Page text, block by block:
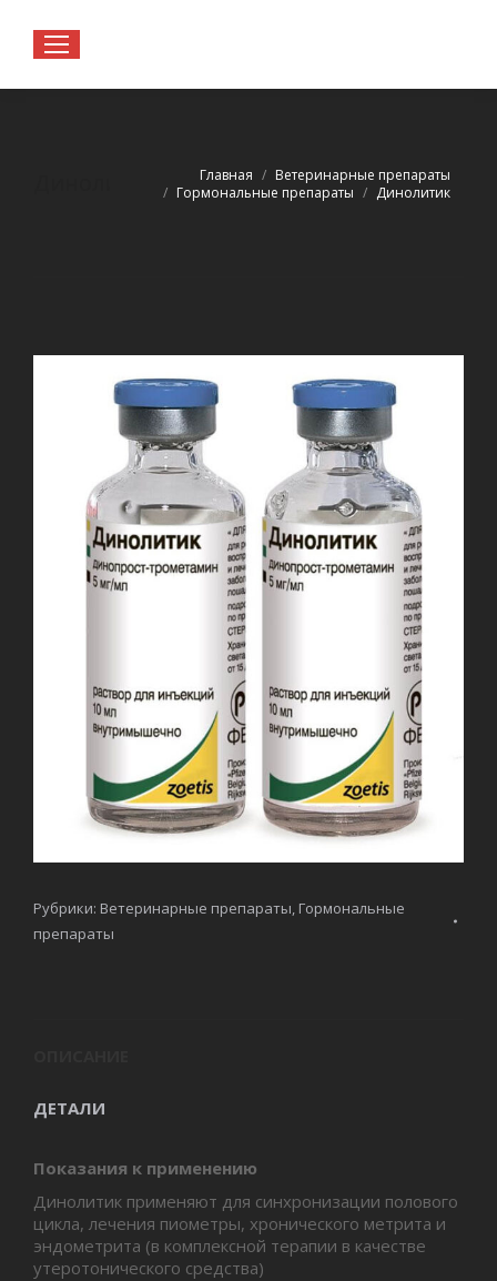
Главная
Ветеринарные препараты
Гормональные препараты
Динолитик
Рубрики: Ветеринарные препараты, Гормональные
препараты
ДЕТАЛИ
Показания к применению
Динолитик применяют для синхронизации полового
цикла, лечения пиометры, хронического метрита и
эндометрита (в комплексной терапии в качестве
утеротонического средства)